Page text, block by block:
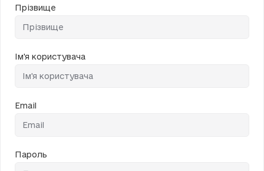
Прізвище
Ім'я користувача
Email
Пароль